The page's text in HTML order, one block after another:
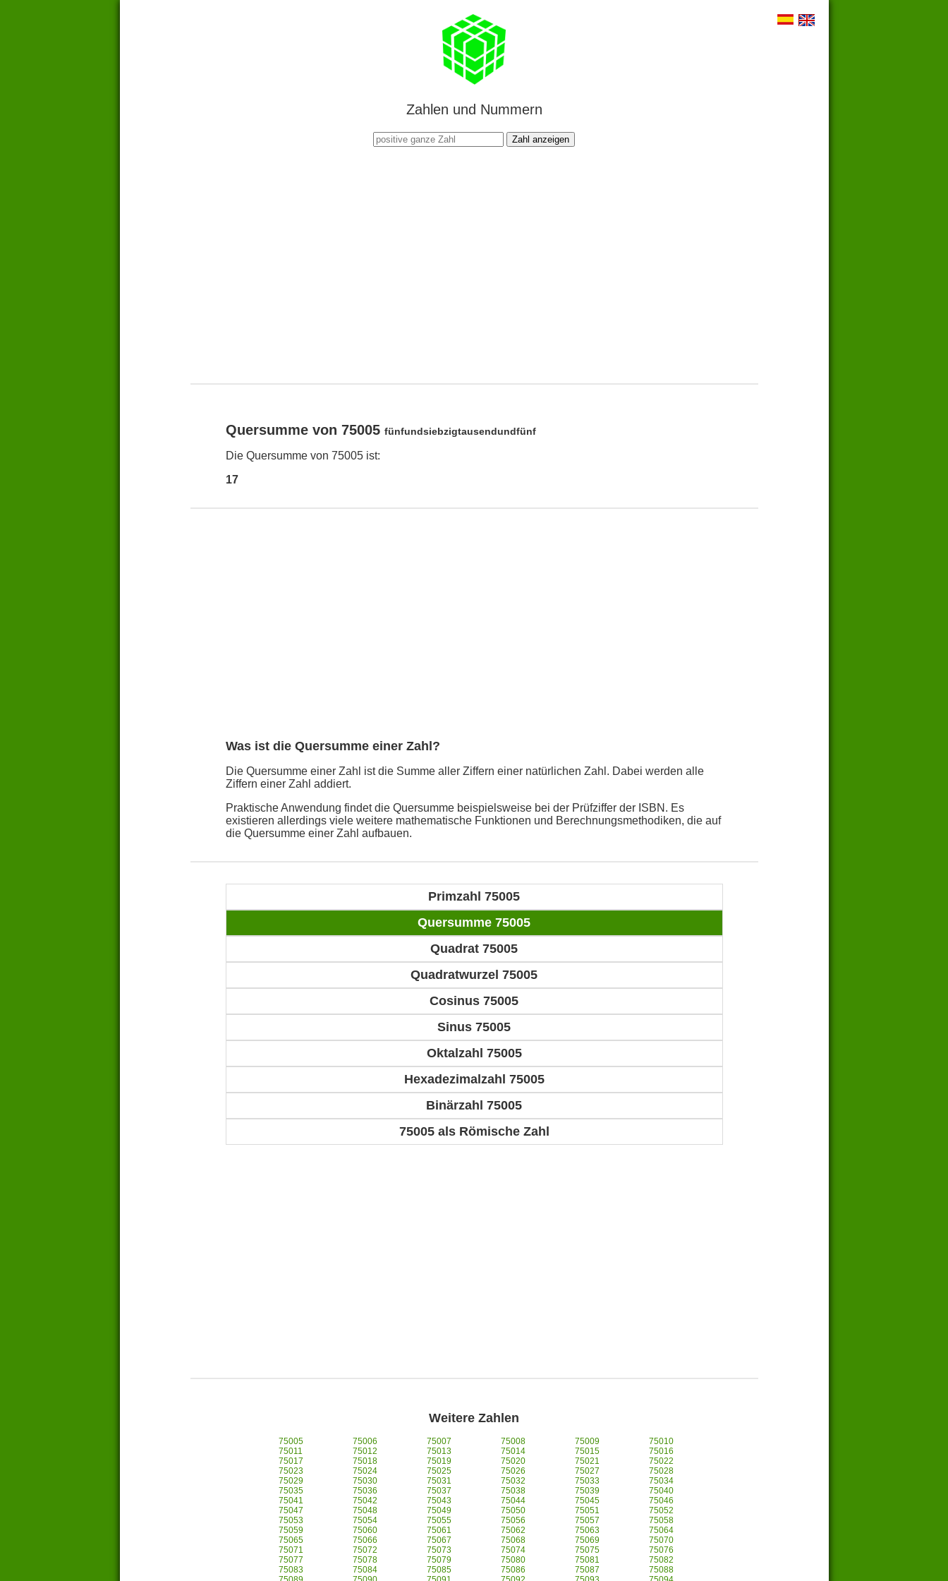
Zahlen und Nummern
Zahl anzeigen
Quersumme von 75005 fünfundsiebzigtausendundfünf
Die Quersumme von 75005 ist:
17
Was ist die Quersumme einer Zahl?
Die Quersumme einer Zahl ist die Summe aller Ziffern einer natürlichen Zahl. Dabei werden alle
Ziffern einer Zahl addiert.
Praktische Anwendung findet die Quersumme beispielsweise bei der Prüfziffer der ISBN. Es
existieren allerdings viele weitere mathematische Funktionen und Berechnungsmethodiken, die auf
die Quersumme einer Zahl aufbauen.
Primzahl 75005
Quersumme 75005
Quadrat 75005
Quadratwurzel 75005
Cosinus 75005
Sinus 75005
Oktalzahl 75005
Hexadezimalzahl 75005
Binärzahl 75005
75005 als Römische Zahl
Weitere Zahlen
75005 75006 75007 75008 75009
75010
75011
75012 75013 75014 75015
75016
75017
75018 75019 75020 75021
75022
75023
75024 75025 75026 75027
75028
75029
75030 75031 75032 75033
75034
75035
75036 75037 75038 75039
75040
75041
75042 75043 75044 75045
75046
75047
75048 75049 75050 75051
75052
75053
75054 75055 75056 75057
75058
75059
75060 75061 75062 75063
75064
75065
75066 75067 75068 75069
75070
75071
75072 75073 75074 75075
75076
75077
75078 75079 75080 75081
75082
75083
75084 75085 75086 75087
75088